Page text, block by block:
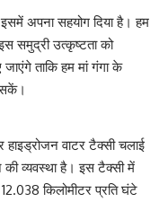
अपना सहयोग दिया है। हम
समुद्री उत्कृष्टता को
ताकि हम मां गंगा के
सकें।
हाइड्रोजन वाटर टैक्सी चलाई
व्यवस्था है। इस टैक्सी में
किलोमीटर प्रति घंटे